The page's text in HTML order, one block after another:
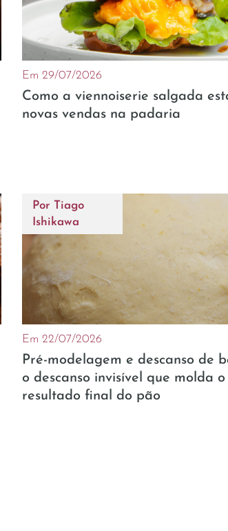
Em 29/07/2026
Como a viennoiserie salgada
novas vendas na padaria
Por Tiago
Ishikawa
Em 22/07/2026
Pré-modelagem e descanso de
o descanso invisível que molda o
resultado final do pão